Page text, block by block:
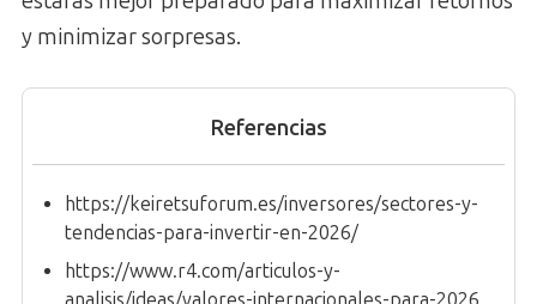
y minimizar sorpresas.
Referencias
https://keiretsuforum.es/inversores/sectores-y-
tendencias-para-invertir-en-2026/
https://www.r4.com/articulos-y-
analisis/ideas/valores-internacionales-para-2026